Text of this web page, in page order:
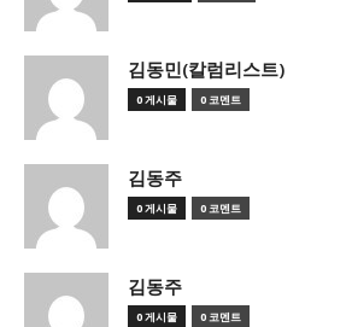
김동민(칼럼리스트)
0 게시물 0 코멘트
김동주
0 게시물 0 코멘트
김동주
0 게시물 0 코멘트